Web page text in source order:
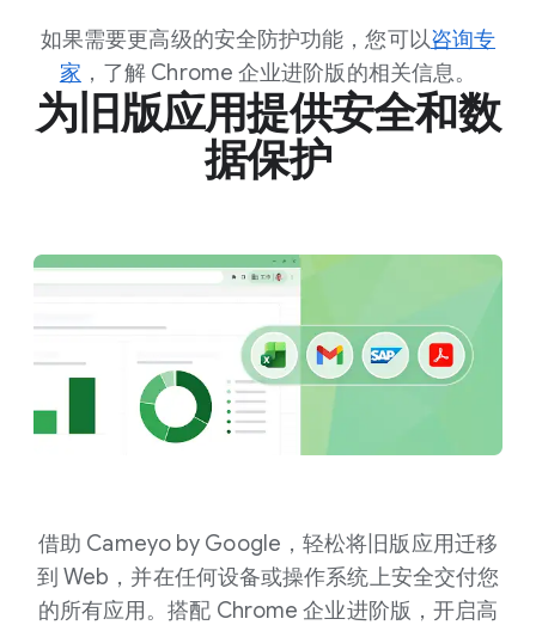
如果需要更高级的安全防护功能，您可以咨询专
家 ，了解 Chrome 企业进阶版的相关信息。
为旧版应用提供安全和数
据保护
借助 Cameyo by Google，轻松将旧版应用迁移
到 Web，并在任何设备或操作系统上安全交付您
的所有应用。搭配 Chrome 企业进阶版，开启高